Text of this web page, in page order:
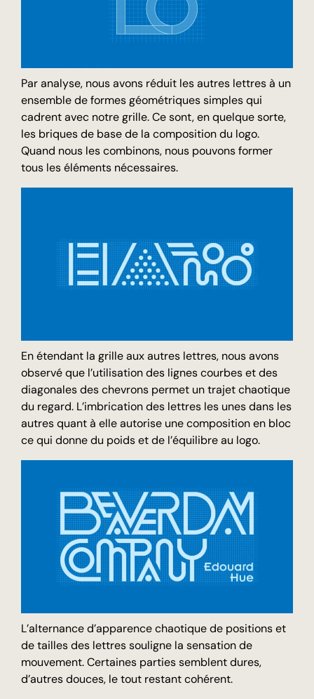
Par analyse, nous avons réduit les autres lettres à un
ensemble de formes géométriques simples qui
cadrent avec notre grille. Ce sont, en quelque sorte,
les briques de base de la composition du logo.
Quand nous les combinons, nous pouvons former
tous les éléments nécessaires.
En étendant la grille aux autres lettres, nous avons
observé que l’utilisation des lignes courbes et des
diagonales des chevrons permet un trajet chaotique
du regard. L’imbrication des lettres les unes dans les
autres quant à elle autorise une composition en bloc
ce qui donne du poids et de l’équilibre au logo.
L’alternance d’apparence chaotique de positions et
de tailles des lettres souligne la sensation de
mouvement. Certaines parties semblent dures,
d’autres douces, le tout restant cohérent.